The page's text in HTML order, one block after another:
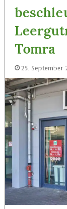
Tomra
25. September